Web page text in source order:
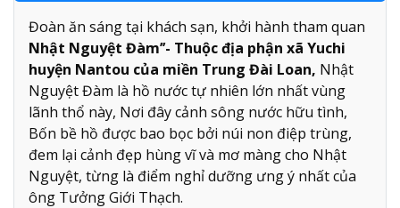
Đoàn ăn sáng tại khách sạn, khởi hành tham quan
Nhật Nguyệt Đàm’’- Thuộc địa phận xã Yuchi
huyện Nantou của miền Trung Đài Loan, Nhật
Nguyệt Đàm là hồ nước tự nhiên lớn nhất vùng
lãnh thổ này, Nơi đây cảnh sông nước hữu tình,
Bốn bề hồ được bao bọc bởi núi non điệp trùng,
đem lại cảnh đẹp hùng vĩ và mơ màng cho Nhật
Nguyệt, từng là điểm nghỉ dưỡng ưng ý nhất của
ông Tưởng Giới Thạch.